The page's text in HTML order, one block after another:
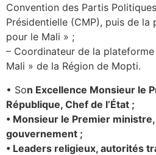
Convention des Partis
Présidentielle (CMP), puis de la
pour le Mali » ;
– Coordinateur de la
Mali » de la Région de Mopti.
• Son Excellence Monsieur le
République, Chef de l’État ;
• Monsieur le Premier
gouvernement ;
• Leaders religieux, autorités